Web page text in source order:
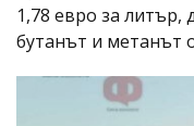
1,78 евро за литър,
бутанът и метанът